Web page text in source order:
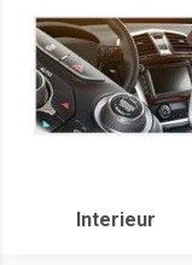
Interieur